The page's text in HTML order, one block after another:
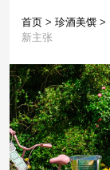
首页 > 珍酒美馔 >
新主张